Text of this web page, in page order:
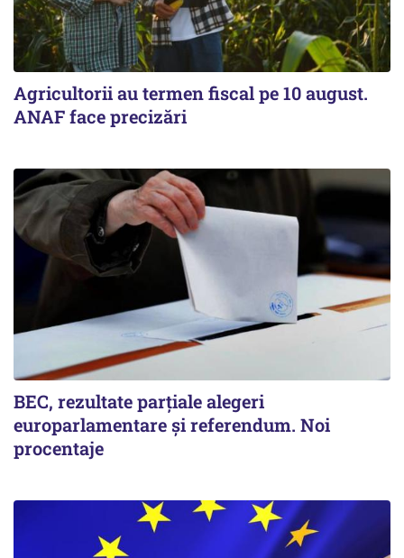
Agricultorii au termen fiscal pe 10 august.
ANAF face precizări
BEC, rezultate parțiale alegeri
europarlamentare și referendum. Noi
procentaje